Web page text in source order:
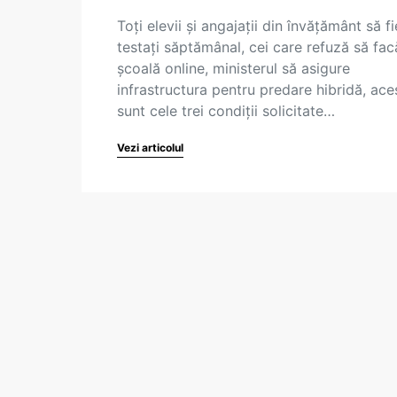
Toți elevii și angajații din învățământ să
testați săptămânal, cei care refuză să
școală online, ministerul să asigure
infrastructura pentru predare hibridă,
sunt cele trei condiții solicitate…
Vezi articolul